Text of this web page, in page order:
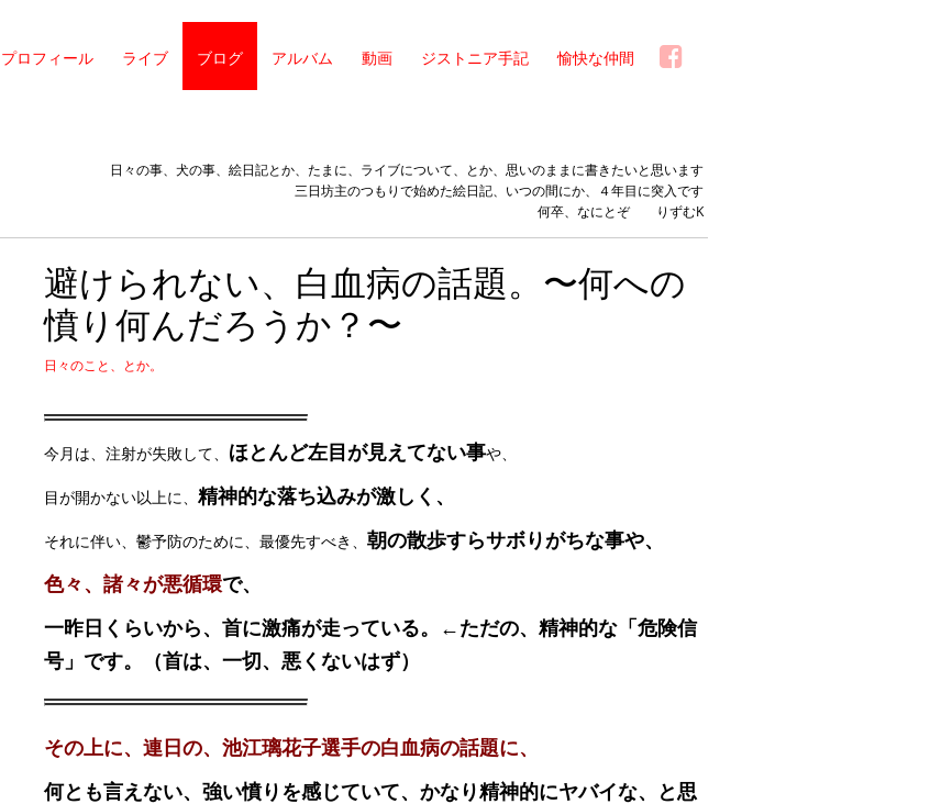
プロフィール ライブ ブログ アルバム 動画 ジストニア手記 愉快な仲間
日々の事、犬の事、絵日記とか、たまに、ライブについて、とか、思いのままに書きたいと思います
三日坊主のつもりで始めた絵日記、いつの間にか、４年目に突入です
何卒、なにとぞ りずむK
避けられない、白血病の話題。〜何への
憤り何んだろうか？〜
日々のこと、とか。
今月は、注射が失敗して、 ほとんど左目が見えてない事や、
目が開かない以上に、 精神的な落ち込みが激しく、
それに伴い、鬱予防のために、最優先すべき、 朝の散歩すらサボりがちな事や、
色々、諸々が悪循環で、
一昨日くらいから、首に激痛が走っている。←ただの、精神的な「危険信
号」です。（首は、一切、悪くないはず）
その上に、連日の、池江璃花子選手の白血病の話題に、
何とも言えない、強い憤りを感じていて、かなり精神的にヤバイな、と思